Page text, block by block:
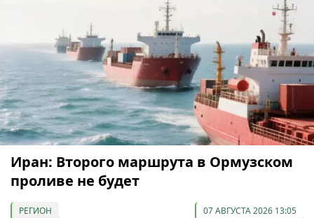
Иран: Второго маршрута в Ормузском
проливе не будет
РЕГИОН 07 АВГУСТА 2026 13:05